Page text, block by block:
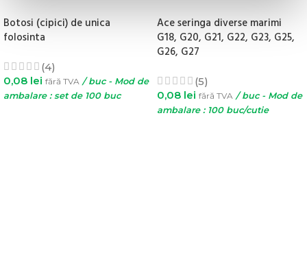
Botosi (cipici) de unica
folosinta
(4)
0,08 lei fără TVA / buc - Mod de
ambalare : set de 100 buc
Ace seringa diverse marimi
G18, G20, G21, G22, G23, G25,
G26, G27
(5)
0,08 lei fără TVA / buc - Mod de
ambalare : 100 buc/cutie